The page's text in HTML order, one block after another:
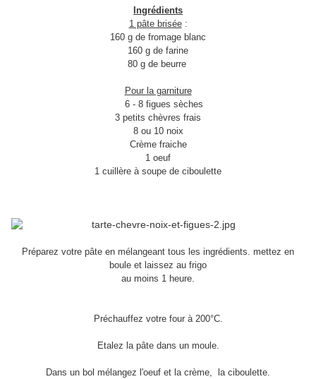
Ingrédients
1 pâte brisée:
160 g de fromage blanc
160 g de farine
80 g de beurre
Pour la garniture
6 - 8 figues sèches
3 petits chèvres frais
8 ou 10 noix
Crème fraiche
1 oeuf
1 cuillère à soupe de ciboulette
Préparez votre pâte en mélangeant tous les ingrédients. mettez en
boule et laissez au frigo
au moins 1 heure.
Préchauffez votre four à 200°C.
Etalez la pâte dans un moule.
Dans un bol mélangez l'oeuf et la crème, la ciboulette.